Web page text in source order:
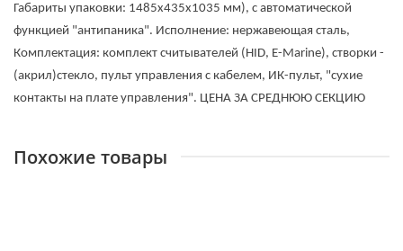
Габариты упаковки: 1485х435х1035 мм), с автоматической
функцией "антипаника". Исполнение: нержавеющая сталь,
Комплектация: комплект считывателей (HID, E-Marine), створки -
(акрил)стекло, пульт управления с кабелем, ИК-пульт, "сухие
контакты на плате управления". ЦЕНА ЗА СРЕДНЮЮ СЕКЦИЮ
Похожие товары